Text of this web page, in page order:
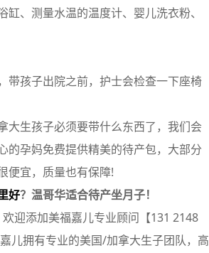
、测量水温的温度计、婴儿洗衣粉、
带孩子出院之前，护士会检查一下座椅
大生孩子必须要带什么东西了，我们会
的孕妈免费提供精美的待产包，大部分
便宜，质量也有保障!
好？温哥华适合待产坐月子！
迎添加美福嘉儿专业顾问【131 2148
儿拥有专业的美国/加拿大生子团队，高